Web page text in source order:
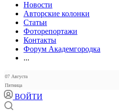
Новости
Авторские колонки
Статьи
Фоторепортажи
Контакты
Форум Академгородка
...
07 Августа
Пятница
ВОЙТИ